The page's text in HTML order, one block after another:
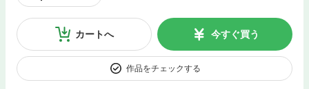
カートへ 今すぐ買う
作品をチェックする